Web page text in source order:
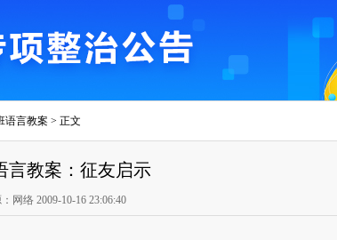
语言教案 > 正文
言教案：征友启示
网络 2009-10-16 23:06:40